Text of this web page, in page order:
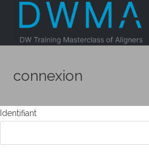
connexion
Identifiant